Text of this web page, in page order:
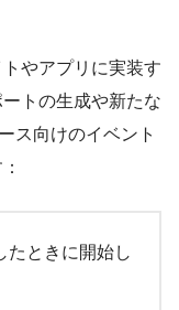
やアプリに実装す
トの生成や新たな
ス向けのイベント
たときに開始し